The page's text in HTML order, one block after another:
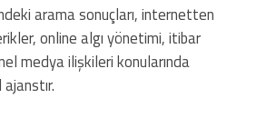
arama sonuçları, internetten
online algı yönetimi, itibar
medya ilişkileri konularında